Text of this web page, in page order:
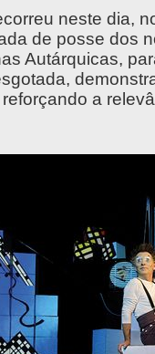
neste dia,
de posse dos
Autárquicas,
a